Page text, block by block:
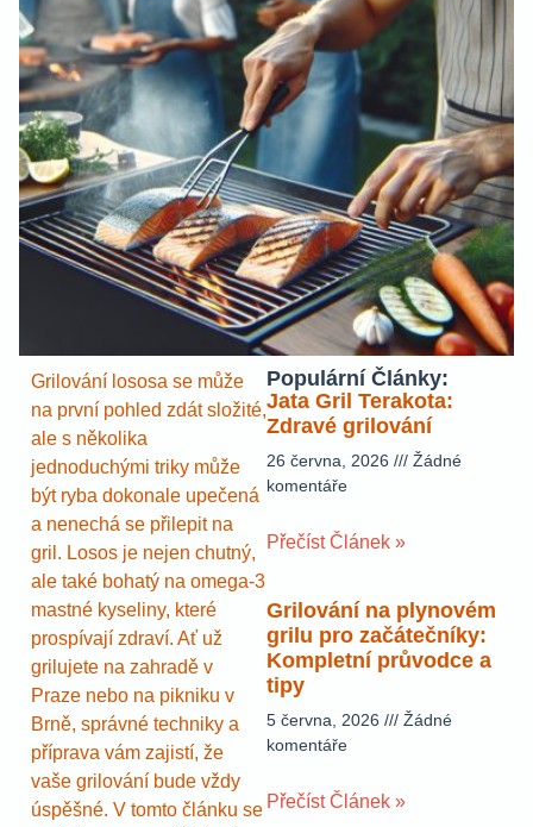
Grilování lososa se může
na první pohled zdát složité,
ale s několika
jednoduchými triky může
být ryba dokonale upečená
a nenechá se přilepit na
gril. Losos je nejen chutný,
ale také bohatý na omega-3
mastné kyseliny, které
prospívají zdraví. Ať už
grilujete na zahradě v
Praze nebo na pikniku v
Brně, správné techniky a
příprava vám zajistí, že
vaše grilování bude vždy
úspěšné. V tomto článku se
Populární Články:
Jata Gril Terakota:
Zdravé grilování
26 června, 2026
Žádné
komentáře
Přečíst Článek »
Grilování na plynovém
grilu pro začátečníky:
Kompletní průvodce a
tipy
5 června, 2026
Žádné
komentáře
Přečíst Článek »